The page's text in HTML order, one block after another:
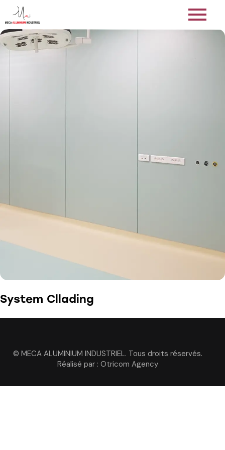
System Cllading
© MECA ALUMINIUM INDUSTRIEL. Tous droits réservés.
Réalisé par : Otricom Agency